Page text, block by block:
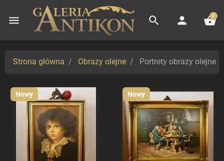
menu search person shopping_basket
0
Strona główna Obrazy olejne Portrety obrazy olejne
Nowy Nowy